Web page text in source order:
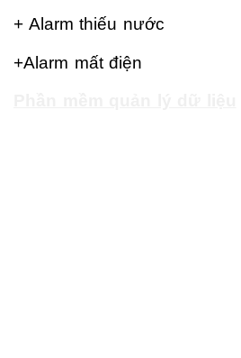
+ Alarm thiếu nước
+Alarm mất điện